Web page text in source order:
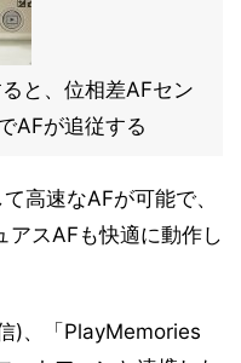
と、位相差AFセン
AFが追従する
高速なAFが可能で、
アスAFも快適に動作し
)、「PlayMemories